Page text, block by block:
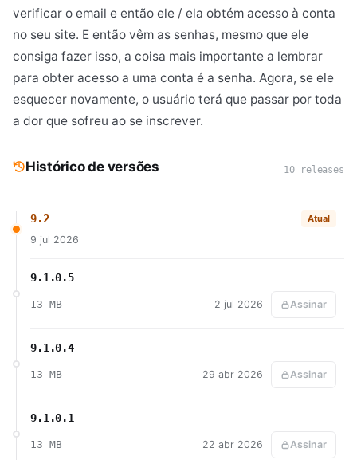
verificar o email e então ele / ela obtém acesso à conta
no seu site. E então vêm as senhas, mesmo que ele
consiga fazer isso, a coisa mais importante a lembrar
para obter acesso a uma conta é a senha. Agora, se ele
esquecer novamente, o usuário terá que passar por toda
a dor que sofreu ao se inscrever.
Histórico de versões 10 releases
9.2 Atual
9 jul 2026
9.1.0.5
13 MB 2 jul 2026 Assinar
9.1.0.4
13 MB 29 abr 2026 Assinar
9.1.0.1
13 MB 22 abr 2026 Assinar